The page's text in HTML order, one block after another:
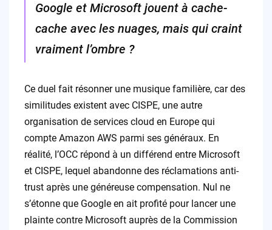
Google et Microsoft jouent à cache-
cache avec les nuages, mais qui craint
vraiment l’ombre ?
Ce duel fait résonner une musique familière, car des
similitudes existent avec CISPE, une autre
organisation de services cloud en Europe qui
compte Amazon AWS parmi ses généraux. En
réalité, l’OCC répond à un différend entre Microsoft
et CISPE, lequel abandonne des réclamations anti-
trust après une généreuse compensation. Nul ne
s’étonne que Google en ait profité pour lancer une
plainte contre Microsoft auprès de la Commission